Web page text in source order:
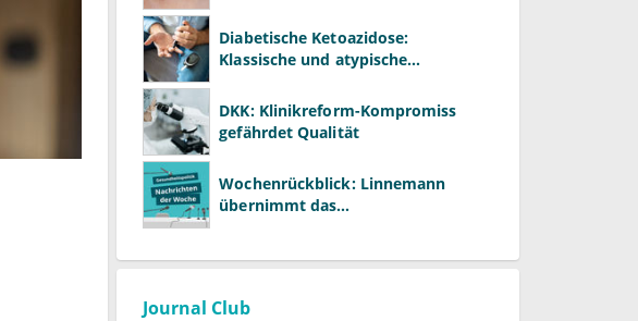
Diabetische Ketoazidose:
Klassische und atypische
DKK: Klinikreform-Kompromiss
gefährdet Qualität
Wochenrückblick: Linnemann
übernimmt das
Journal Club